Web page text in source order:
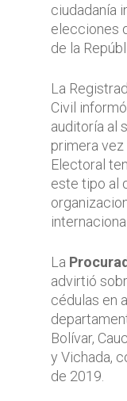
ciudadanía
elecciones
de la
La
Civil
auditoría al
primera vez
Electoral
este tipo al
La
advirtió
cédulas en
Bolívar,
y Vichada,
de 2019.